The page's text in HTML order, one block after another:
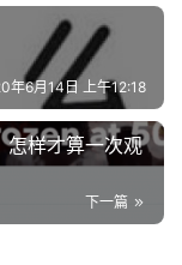
年6月14日 上午12:18
怎样才算一次观
下一篇